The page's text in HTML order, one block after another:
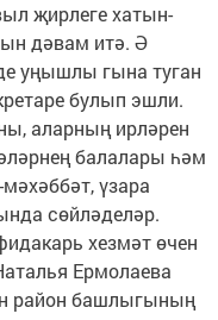
җирлеге хатын-
дәвам итә. Ә
уңышлы гына туган
булып эшли.
аларның ирләрен
балалары һәм
үзара
сөйләделәр.
хезмәт өчен
Ермолаева
район башлыгының